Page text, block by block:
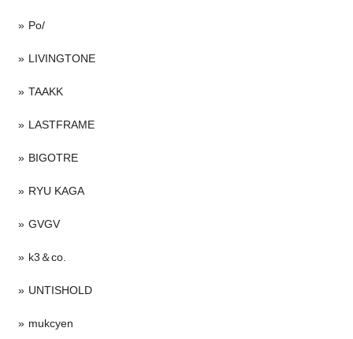
Po/
LIVINGTONE
TAAKK
LASTFRAME
BIGOTRE
RYU KAGA
GVGV
k3＆co.
UNTISHOLD
mukcyen